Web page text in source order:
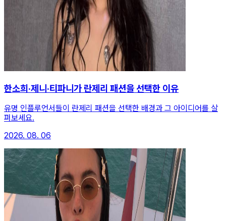
한소희·제니·티파니가 란제리 패션을 선택한 이유
유명 인플루언서들이 란제리 패션을 선택한 배경과 그 아이디어를 살
펴보세요.
2026. 08. 06